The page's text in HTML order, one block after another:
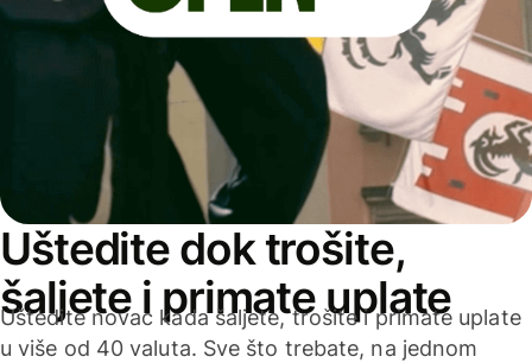
Uštedite dok trošite,
šaljete i primate uplate
Uštedite novac kada šaljete, trošite i primate uplate
u više od 40 valuta. Sve što trebate, na jednom